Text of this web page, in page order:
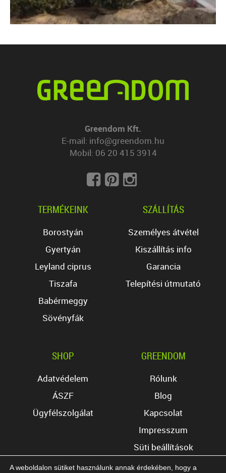
Greendom Kft.
E-mail: info@greendom.hu
Mobil: 06 20 415 3914
TERMÉKEINK
Borostyán
Gyertyán
Leyland ciprus
Tiszafa
Babérmeggy
Sövényfák
SZÁLLÍTÁS
Személyes átvétel
Kiszállítás info
Garancia
Telepítési útmutató
SHOP
Adatvédelem
ÁSZF
Ügyfélszolgálat
GREENDOM
Rólunk
Blog
Kapcsolat
Impresszum
Süti beállítások
A weboldalon sütiket használunk annak érdekében, hogy a